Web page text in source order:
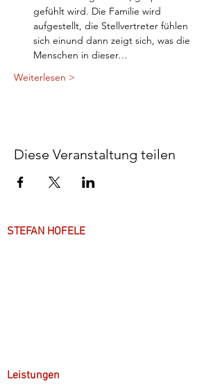
gefühlt wird. Die Familie wird
aufgestellt, die Stellvertreter fühlen
sich einund dann zeigt sich, was die
Menschen in dieser…
Weiterlesen >
Diese Veranstaltung teilen
STEFAN HOFELE
Leistungen